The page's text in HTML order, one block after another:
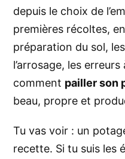
depuis le choix de
premières récoltes,
préparation du sol,
l’arrosage, les
comment paillerson
beau, propre et
Tu vas voir : un
recette. Si tu suis les